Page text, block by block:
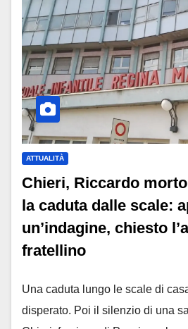
ATTUALITÀ
Chieri, Riccardo
la caduta dalle scale:
un’indagine, chiesto
fratellino
Una caduta lungo le scale di
disperato. Poi il silenzio di una